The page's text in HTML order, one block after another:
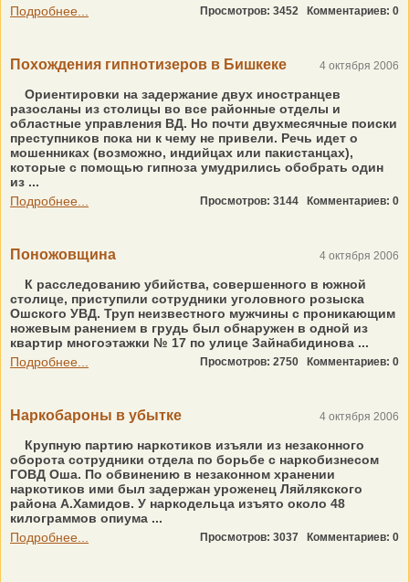
Подробнее...
Просмотров: 3452 Комментариев: 0
Похождения гипнотизеров в Бишкеке 4 октября 2006
Ориентировки на задержание двух иностранцев
разосланы из столицы во все районные отделы и
областные управления ВД. Но почти двухмесячные поиски
преступников пока ни к чему не привели. Речь идет о
мошенниках (возможно, индийцах или пакистанцах),
которые с помощью гипноза умудрились обобрать один
из ...
Подробнее...
Просмотров: 3144 Комментариев: 0
Поножовщина 4 октября 2006
К расследованию убийства, совершенного в южной
столице, приступили сотрудники уголовного розыска
Ошского УВД. Труп неизвестного мужчины с проникающим
ножевым ранением в грудь был обнаружен в одной из
квартир многоэтажки № 17 по улице Зайнабидинова ...
Подробнее...
Просмотров: 2750 Комментариев: 0
Наркобароны в убытке 4 октября 2006
Крупную партию наркотиков изъяли из незаконного
оборота сотрудники отдела по борьбе с наркобизнесом
ГОВД Оша. По обвинению в незаконном хранении
наркотиков ими был задержан уроженец Ляйлякского
района А.Хамидов. У наркодельца изъято около 48
килограммов опиума ...
Подробнее...
Просмотров: 3037 Комментариев: 0